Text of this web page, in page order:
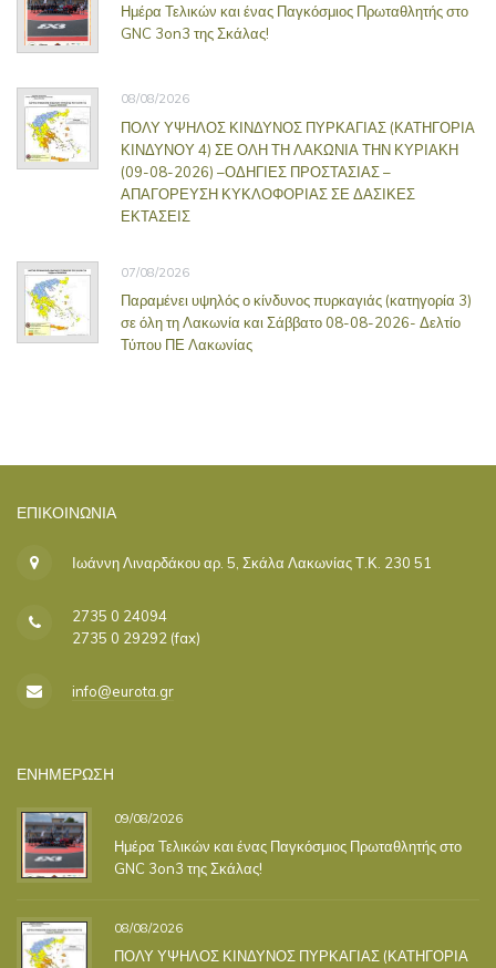
Ημέρα Τελικών και ένας Παγκόσμιος Πρωταθλητής στο
GNC 3on3 της Σκάλας!
08/08/2026
ΠΟΛΥ ΥΨΗΛΟΣ ΚΙΝΔΥΝΟΣ ΠΥΡΚΑΓΙΑΣ (ΚΑΤΗΓΟΡΙΑ
ΚΙΝΔΥΝΟΥ 4) ΣΕ ΟΛΗ ΤΗ ΛΑΚΩΝΙΑ ΤΗΝ ΚΥΡΙΑΚΗ
(09-08-2026) –ΟΔΗΓΙΕΣ ΠΡΟΣΤΑΣΙΑΣ –
ΑΠΑΓΟΡΕΥΣΗ ΚΥΚΛΟΦΟΡΙΑΣ ΣΕ ΔΑΣΙΚΕΣ
ΕΚΤΑΣΕΙΣ
07/08/2026
Παραμένει υψηλός ο κίνδυνος πυρκαγιάς (κατηγορία 3)
σε όλη τη Λακωνία και Σάββατο 08-08-2026- Δελτίο
Τύπου ΠΕ Λακωνίας
ΕΠΙΚΟΙΝΩΝΊΑ
Ιωάννη Λιναρδάκου αρ. 5, Σκάλα Λακωνίας Τ.Κ. 230 51
2735 0 24094
2735 0 29292 (fax)
info@eurota.gr
ΕΝΗΜΕΡΩΣΗ
09/08/2026
Ημέρα Τελικών και ένας Παγκόσμιος Πρωταθλητής στο
GNC 3on3 της Σκάλας!
08/08/2026
ΠΟΛΥ ΥΨΗΛΟΣ ΚΙΝΔΥΝΟΣ ΠΥΡΚΑΓΙΑΣ (ΚΑΤΗΓΟΡΙΑ